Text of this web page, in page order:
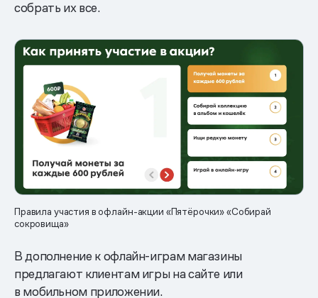
собрать их все.
Правила участия в офлайн-акции «Пятёрочки» «Собирай
сокровища»
В дополнение к офлайн-играм магазины
предлагают клиентам игры на сайте или
в мобильном приложении.